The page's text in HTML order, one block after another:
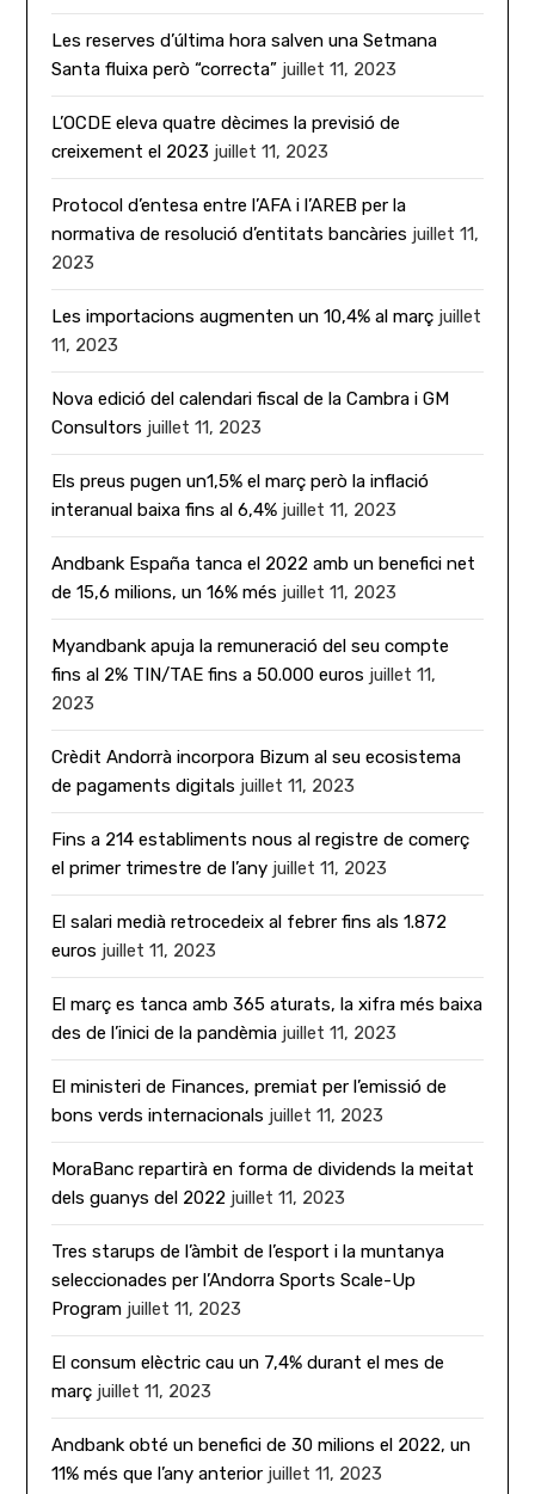
Les reserves d’última hora salven una Setmana
Santa fluixa però “correcta” juillet 11, 2023
L’OCDE eleva quatre dècimes la previsió de
creixement el 2023 juillet 11, 2023
Protocol d’entesa entre l’AFA i l’AREB per la
normativa de resolució d’entitats bancàries juillet 11,
2023
Les importacions augmenten un 10,4% al març juillet
11, 2023
Nova edició del calendari fiscal de la Cambra i GM
Consultors juillet 11, 2023
Els preus pugen un1,5% el març però la inflació
interanual baixa fins al 6,4% juillet 11, 2023
Andbank España tanca el 2022 amb un benefici net
de 15,6 milions, un 16% més juillet 11, 2023
Myandbank apuja la remuneració del seu compte
fins al 2% TIN/TAE fins a 50.000 euros juillet 11,
2023
Crèdit Andorrà incorpora Bizum al seu ecosistema
de pagaments digitals juillet 11, 2023
Fins a 214 establiments nous al registre de comerç
el primer trimestre de l’any juillet 11, 2023
El salari medià retrocedeix al febrer fins als 1.872
euros juillet 11, 2023
El març es tanca amb 365 aturats, la xifra més baixa
des de l’inici de la pandèmia juillet 11, 2023
El ministeri de Finances, premiat per l’emissió de
bons verds internacionals juillet 11, 2023
MoraBanc repartirà en forma de dividends la meitat
dels guanys del 2022 juillet 11, 2023
Tres starups de l’àmbit de l’esport i la muntanya
seleccionades per l’Andorra Sports Scale-Up
Program juillet 11, 2023
El consum elèctric cau un 7,4% durant el mes de
març juillet 11, 2023
Andbank obté un benefici de 30 milions el 2022, un
11% més que l’any anterior juillet 11, 2023